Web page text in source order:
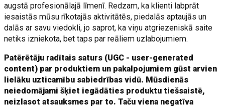
augstā profesionālajā līmenī. Redzam, ka klienti labprāt
iesaistās mūsu rīkotajās aktivitātēs, piedalās aptaujās un
dalās ar savu viedokli, jo saprot, ka viņu atgriezeniskā saite
netiks izniekota, bet taps par reāliem uzlabojumiem.
Patērētāju radītais saturs (UGC - user-generated
content) par produktiem un pakalpojumiem gūst arvien
lielāku uzticamību sabiedrības vidū. Mūsdienās
neiedomājami šķiet iegādāties produktu tiešsaistē,
neizlasot atsauksmes par to. Taču viena negatīva